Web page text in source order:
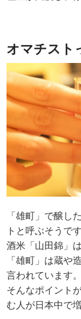
オマチスト
「雄町」で醸し
トと呼ぶそうです
酒米「山田錦」
「雄町」は蔵や
言われています。
そんなポイント
む人が日本中で